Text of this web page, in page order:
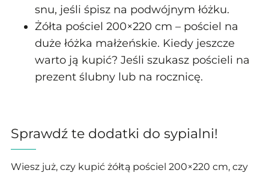
snu, jeśli śpisz na podwójnym łóżku.
Żółta pościel 200×220 cm – pościel na
duże łóżka małżeńskie. Kiedy jeszcze
warto ją kupić? Jeśli szukasz pościeli na
prezent ślubny lub na rocznicę.
Sprawdź te dodatki do sypialni!
Wiesz już, czy kupić żółtą pościel 200×220 cm, czy